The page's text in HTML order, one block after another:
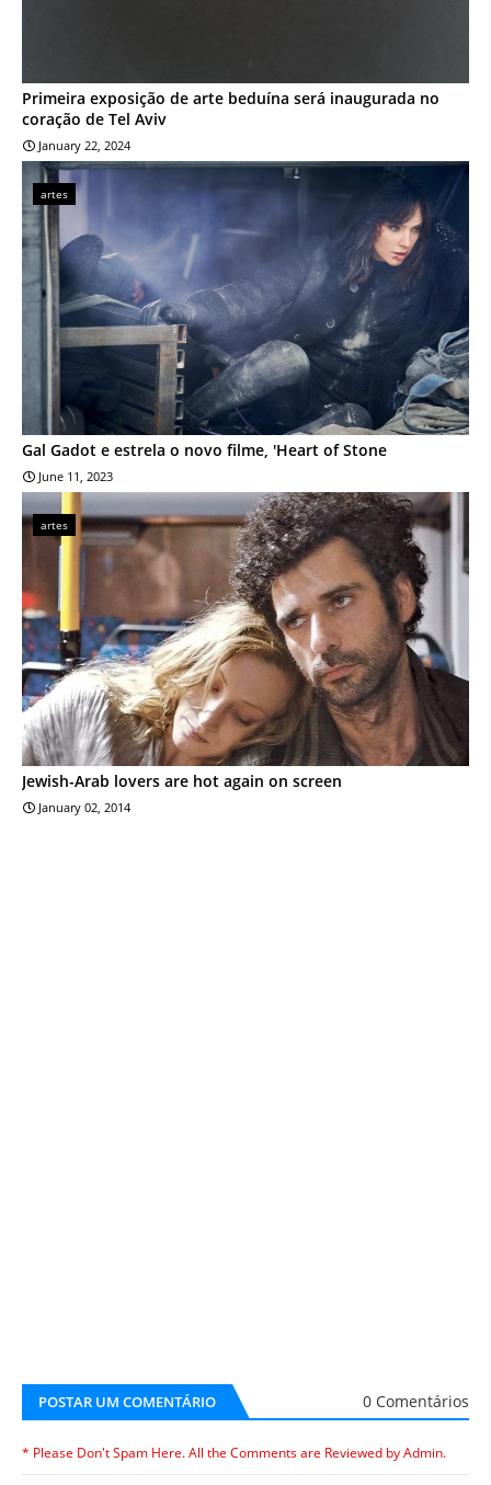
Primeira exposição de arte beduína será inaugurada no
coração de Tel Aviv
January 22, 2024
artes
Gal Gadot e estrela o novo filme, 'Heart of Stone
June 11, 2023
artes
Jewish-Arab lovers are hot again on screen
January 02, 2014
POSTAR UM COMENTÁRIO 0 Comentários
* Please Don't Spam Here. All the Comments are Reviewed by Admin.